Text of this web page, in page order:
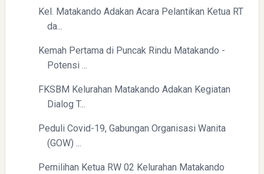
Yaqut Cholil Qoumas: Kisah Inspiratif di Balik Kasus Hukum
(BTC) dan Ekonomi Global
Kel. Matakando Adakan Acara Pelantikan Ketua RT
da...
Kemah Pertama di Puncak Rindu Matakando -
Potensi ...
FKSBM Kelurahan Matakando Adakan Kegiatan
Dialog T...
Peduli Covid-19, Gabungan Organisasi Wanita
(GOW) ...
Pemilihan Ketua RW 02 Kelurahan Matakando